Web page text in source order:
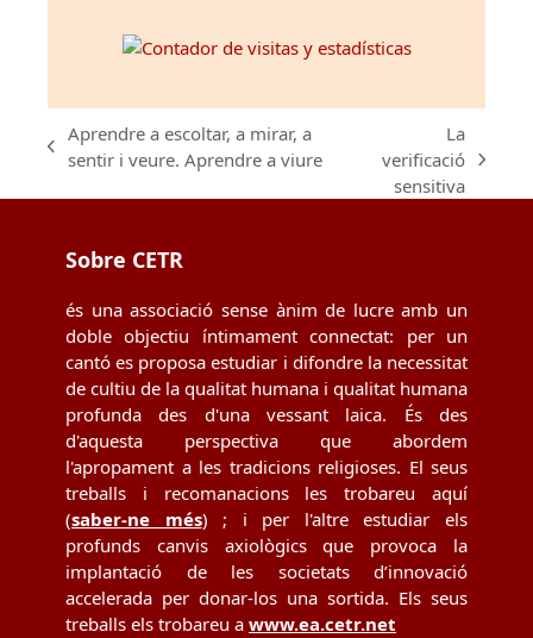
previous
Aprendre a escoltar, a mirar, a
sentir i veure. Aprendre a viure
next
post:
La
verificació
sensitiva
Sobre CETR
és una associació sense ànim de lucre amb un
doble objectiu íntimament connectat: per un
cantó es proposa estudiar i difondre la necessitat
de cultiu de la qualitat humana i qualitat humana
profunda des d'una vessant laica. És des
d'aquesta perspectiva que abordem
l'apropament a les tradicions religioses. El seus
treballs i recomanacions les trobareu aquí
(saber-ne més) ; i per l'altre estudiar els
profunds canvis axiològics que provoca la
implantació de les societats d’innovació
accelerada per donar-los una sortida. Els seus
treballs els trobareu a www.ea.cetr.net